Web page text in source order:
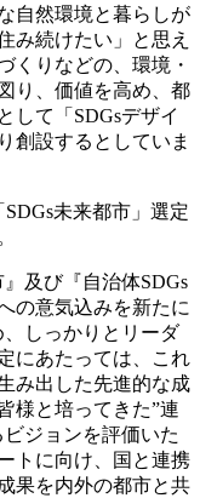
自然環境と暮らしが
み続けたい」と思え
くりなどの、環境・
り、価値を高め、都
して「SDGsデザイ
創設するとしていま
未来都市」選定
及び『自治体SDGs
の意気込みを新たに
、しっかりとリーダ
にあたっては、これ
み出した先進的な成
様と培ってきた”連
ジョンを評価いた
トに向け、国と連携
果を内外の都市と共